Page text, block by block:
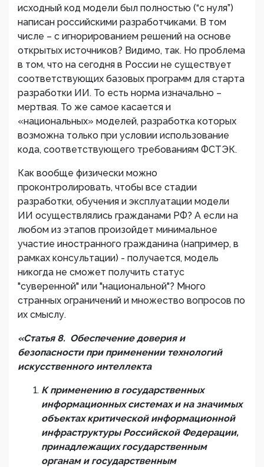
исходный код модели был полностью (“с нуля”)
написан российскими разработчиками. В том
числе – с игнорированием решений на основе
открытых источников? Видимо, так. Но проблема
в том, что на сегодня в России не существует
соответствующих базовых программ для старта
разработки ИИ. То есть норма изначально –
мертвая. То же самое касается и
«национальных» моделей, разработка которых
возможна только при условии использование
кода, соответствующего требованиям ФСТЭК.
Как вообще физически можно
проконтролировать, чтобы все стадии
разработки, обучения и эксплуатации модели
ИИ осуществлялись гражданами РФ? А если на
любом из этапов произойдет минимальное
участие иностранного гражданина (например, в
рамках консультации) - получается, модель
никогда не сможет получить статус
"суверенной" или "национальной"? Много
странных ограничений и множество вопросов по
их смыслу.
«Статья 8. Обеспечение доверия и
безопасности при применении технологий
искусственного интеллекта
К применению в государственных
информационных системах и на значимых
объектах критической информационной
инфраструктуры Российской Федерации,
принадлежащих государственным
органам и государственным